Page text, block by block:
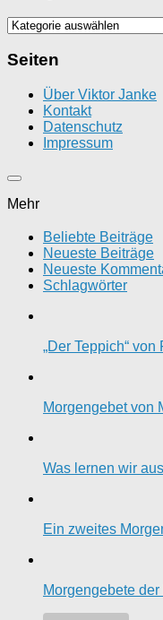
Kategorien
Seiten
Über Viktor Janke
Kontakt
Datenschutz
Impressum
Mehr
Beliebte Beiträge
Neueste Beiträge
Neueste
Schlagwörter
„Der Teppich“
Morgengebet von
Was lernen wir
Ein zweites
Morgengebete